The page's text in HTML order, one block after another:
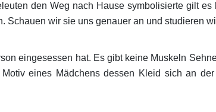
den Weg nach Hause symbolisierte gilt
Schauen wir sie uns genauer an und studieren
eingesessen hat. Es gibt keine Muskeln
eines Mädchens dessen Kleid sich an